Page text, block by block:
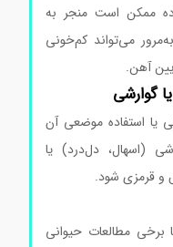
ممکن است منجر به
می‌تواند کم‌خونی
آهن.
استفاده موضعی آن
دل‌درد) یا
شود.
مطالعات حیوانی